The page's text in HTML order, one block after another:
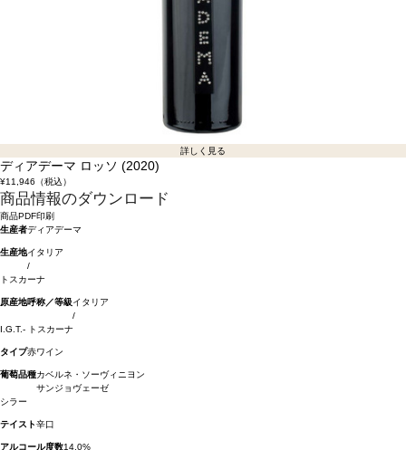
詳しく見る
ディアデーマ ロッソ (2020)
¥11,946 （税込）
商品情報のダウンロード
商品PDF印刷
生産者ディアデーマ
生産地イタリア
/
トスカーナ
原産地呼称／等級イタリア
/
I.G.T.- トスカーナ
タイプ赤ワイン
葡萄品種カベルネ・ソーヴィニヨン
サンジョヴェーゼ
シラー
テイスト辛口
アルコール度数14.0%